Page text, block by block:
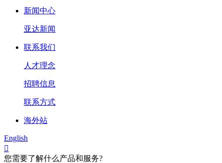
新闻中心
亚达新闻
联系我们
人才理念
招聘信息
联系方式
海外站
English

您需要了解什么产品和服务?